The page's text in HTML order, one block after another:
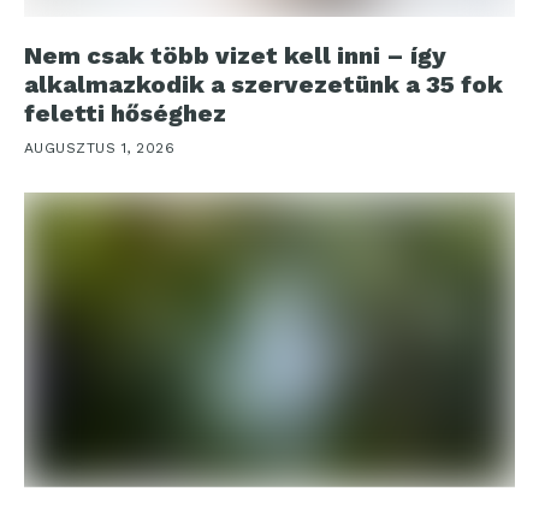
Nem csak több vizet kell inni – így
alkalmazkodik a szervezetünk a 35 fok
feletti hőséghez
AUGUSZTUS 1, 2026